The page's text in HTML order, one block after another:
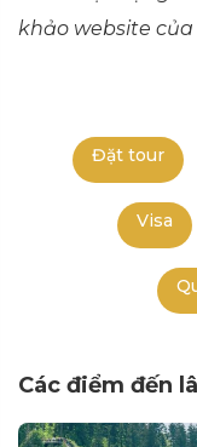
khảo website
Đặt tour
Visa
Các điểm đến